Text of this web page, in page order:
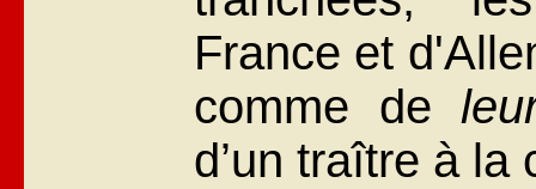
France et
comme de
d’un traître à la